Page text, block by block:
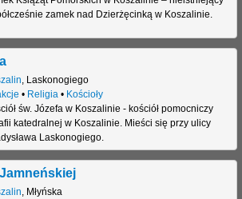
zamek nad Dzierżęcinką w Koszalinie.
Laskonogiego
• Religia • Kościoły
św. Józefa w Koszalinie - kościół pomocniczy
katedralnej w Koszalinie. Mieści się przy ulicy
Laskonogiego.
Młyńska